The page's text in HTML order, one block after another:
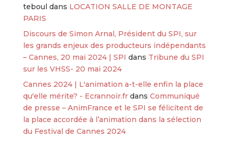
teboul dans LOCATION SALLE DE MONTAGE
PARIS
Discours de Simon Arnal, Président du SPI, sur
les grands enjeux des producteurs indépendants
– Cannes, 20 mai 2024 | SPI dans Tribune du SPI
sur les VHSS- 20 mai 2024
Cannes 2024 | L'animation a-t-elle enfin la place
qu'elle mérite? - Ecrannoir.frdans Communiqué
de presse – AnimFrance et le SPI se félicitent de
la place accordée à l’animation dans la sélection
du Festival de Cannes 2024